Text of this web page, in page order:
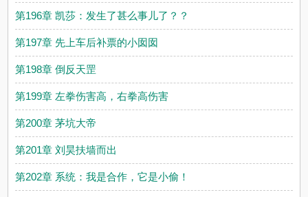
第196章 凯莎：发生了甚么事儿了？？
第197章 先上车后补票的小囡囡
第198章 倒反天罡
第199章 左拳伤害高，右拳高伤害
第200章 茅坑大帝
第201章 刘昊扶墙而出
第202章 系统：我是合作，它是小偷！